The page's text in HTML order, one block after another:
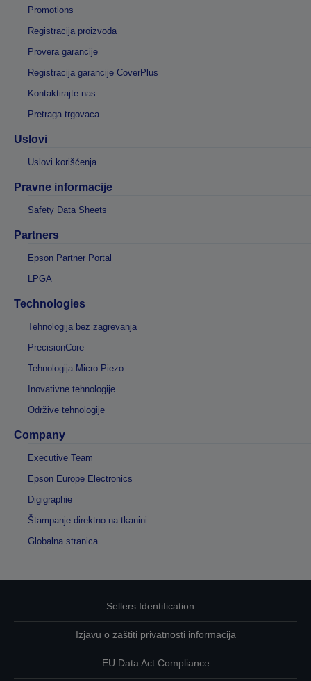
Promotions
Registracija proizvoda
Provera garancije
Registracija garancije CoverPlus
Kontaktirajte nas
Pretraga trgovaca
Uslovi
Uslovi korišćenja
Pravne informacije
Safety Data Sheets
Partners
Epson Partner Portal
LPGA
Technologies
Tehnologija bez zagrevanja
PrecisionCore
Tehnologija Micro Piezo
Inovativne tehnologije
Održive tehnologije
Company
Executive Team
Epson Europe Electronics
Digigraphie
Štampanje direktno na tkanini
Globalna stranica
Sellers Identification
Izjavu o zaštiti privatnosti informacija
EU Data Act Compliance